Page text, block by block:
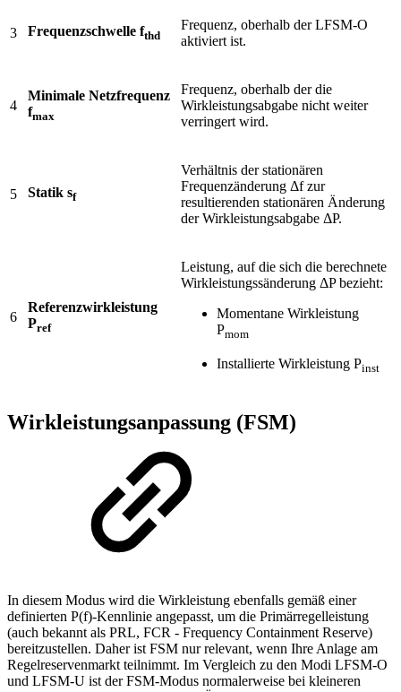
3 Frequenzschwelle fthd
Frequenz, oberhalb der LFSM-O
aktiviert ist.
4
Minimale Netzfrequenz
fmax
Frequenz, oberhalb der die
Wirkleistungsabgabe nicht weiter
verringert wird.
5 Statik sf
Verhältnis der stationären
Frequenzänderung Δf zur
resultierenden stationären Änderung
der Wirkleistungsabgabe ΔP.
6
Referenzwirkleistung
Pref
Leistung, auf die sich die berechnete
Wirkleistungssänderung ΔP bezieht:
Momentane Wirkleistung
Pmom
Installierte Wirkleistung Pinst
Wirkleistungsanpassung (FSM)
In diesem Modus wird die Wirkleistung ebenfalls gemäß einer
definierten P(f)-Kennlinie angepasst, um die Primärregelleistung
(auch bekannt als PRL, FCR - Frequency Containment Reserve)
bereitzustellen. Daher ist FSM nur relevant, wenn Ihre Anlage am
Regelreservenmarkt teilnimmt. Im Vergleich zu den Modi LFSM-O
und LFSM-U ist der FSM-Modus normalerweise bei kleineren